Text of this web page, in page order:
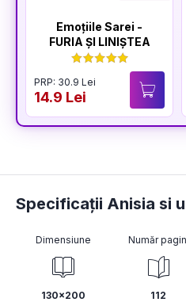
Emoțiile Sarei -
FURIA ȘI LINIȘTEA
PRP: 30.9 Lei
14.9 Lei
Specificații Anisia si
Dimensiune
130x200
Număr
112